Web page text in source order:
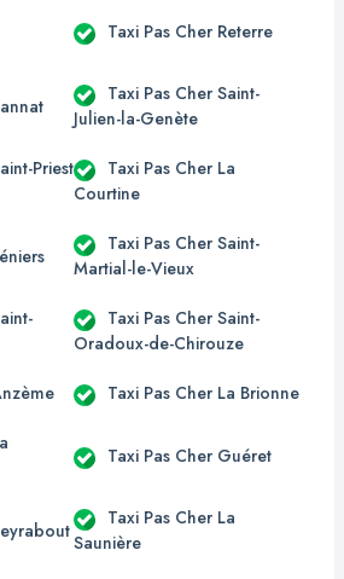
Taxi Pas Cher Reterre
Taxi Pas Cher Saint-
Julien-la-Genète
Priest
Taxi Pas Cher La
Courtine
Taxi Pas Cher Saint-
Martial-le-Vieux
Taxi Pas Cher Saint-
Oradoux-de-Chirouze
Taxi Pas Cher La Brionne
Taxi Pas Cher Guéret
Taxi Pas Cher La
Saunière